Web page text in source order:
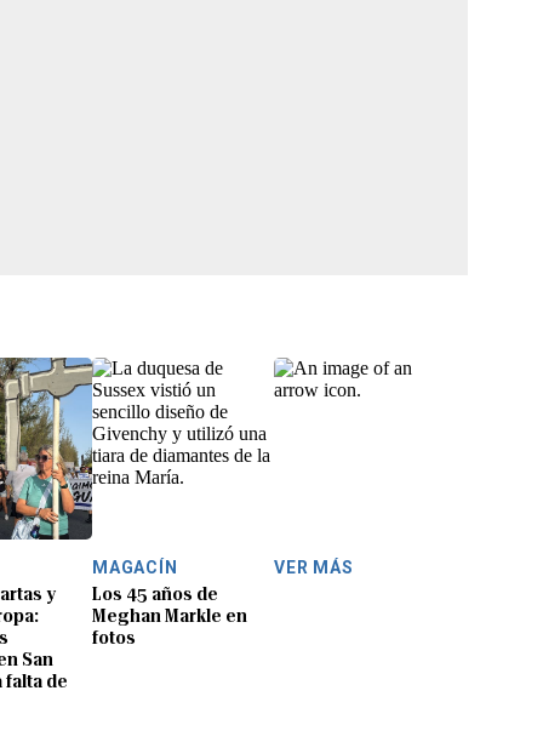
y
San
falta de
MAGACÍN
Los 45 años de
Meghan Markle en
fotos
VER MÁS